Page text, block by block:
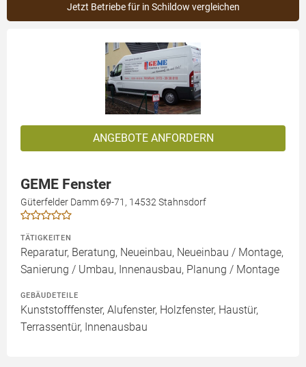
Jetzt Betriebe für in Schildow vergleichen
ANGEBOTE ANFORDERN
GEME Fenster
Güterfelder Damm 69-71, 14532 Stahnsdorf
TÄTIGKEITEN
Reparatur, Beratung, Neueinbau, Neueinbau / Montage,
Sanierung / Umbau, Innenausbau, Planung / Montage
GEBÄUDETEILE
Kunststofffenster, Alufenster, Holzfenster, Haustür,
Terrassentür, Innenausbau